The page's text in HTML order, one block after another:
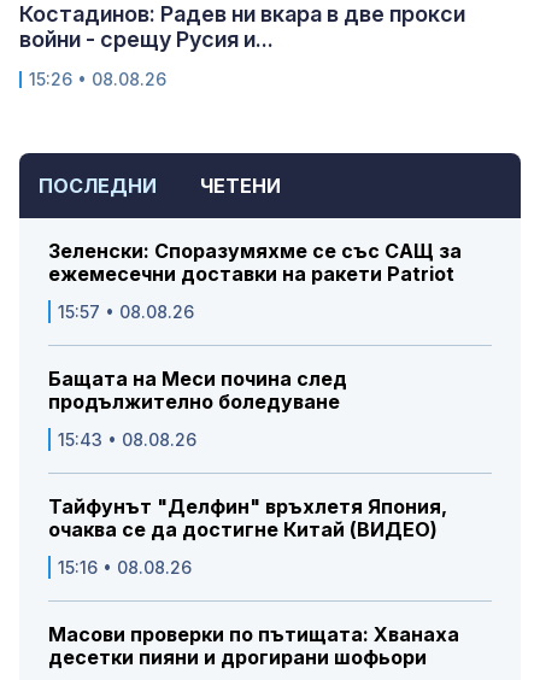
ПОСЛЕДНИ ЧЕТЕНИ
Зеленски: Споразумяхме се със САЩ за
ежемесечни доставки на ракети Patriot
15:57 • 08.08.26
Бащата на Меси почина след
продължително боледуване
15:43 • 08.08.26
Тайфунът "Делфин" връхлетя Япония,
очаква се да достигне Китай (ВИДЕО)
15:16 • 08.08.26
Масови проверки по пътищата: Хванаха
десетки пияни и дрогирани шофьори
Костадинов: Радев ни вкара в две прокси
войни - срещу Русия и...
15:26 • 08.08.26